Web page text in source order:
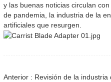
y las buenas noticias circulan
de pandemia, la industria de la
artificiales que resurgen.
Anterior : Revisión de la